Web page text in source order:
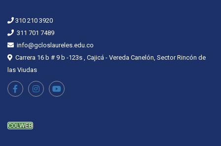
310 210 3920
311 701 7489
info@gcloslaureles.edu.co
Carrera 16 b # 9 b -123s , Cajicá - Vereda Canelón, Sector Rincón de
las Viudas
COLWEB